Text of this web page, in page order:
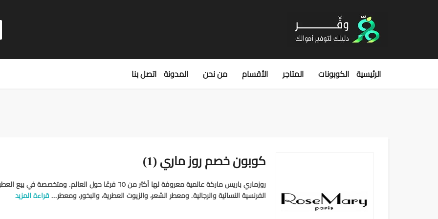
الرئيسية الكوبونات المتاجر الأقسام من نحن المدونة اتصل بنا
كوبون خصم روز ماري (1)
روزماري باريس ماركة عالمية معروفة لها أكثر من ٦٥ فرعًا حول العالم. ومتخصصة في بيع
الفرنسية النسائية والرجالية. ومعطر الشعر، والزيوت العطرية، والبخور، ومعطر...قراءة المزيد